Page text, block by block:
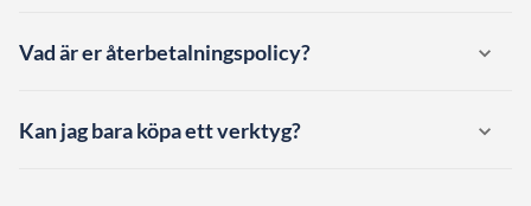
Vad är er återbetalningspolicy?
Kan jag bara köpa ett verktyg?